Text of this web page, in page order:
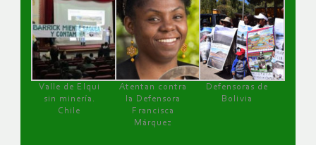
Valle de Elqui
sin minería.
Chile
Atentan contra
la Defensora
Francisca
Márquez
Defensoras de
Bolivia